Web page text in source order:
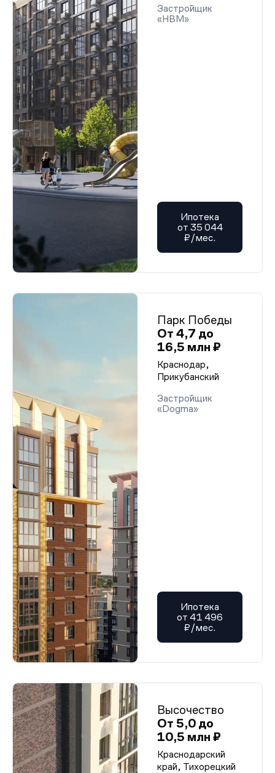
Застройщик
«НВМ»
Ипотека
от 35 044
₽/мес.
Парк Победы
От 4,7 до
16,5 млн ₽
Краснодар,
Прикубанский
Застройщик
«Dogma»
Ипотека
от 41 496
₽/мес.
Высочество
От 5,0 до
10,5 млн ₽
Краснодарский
край, Тихорецкий